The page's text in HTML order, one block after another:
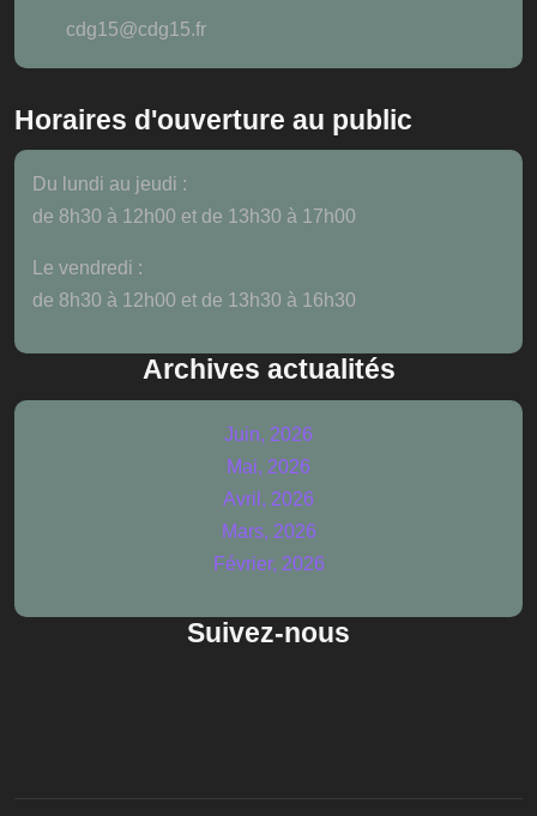
cdg15@cdg15.fr
Horaires d'ouverture au public
Du lundi au jeudi :
de 8h30 à 12h00 et de 13h30 à 17h00
Le vendredi :
de 8h30 à 12h00 et de 13h30 à 16h30
Archives actualités
Juin, 2026
Mai, 2026
Avril, 2026
Mars, 2026
Février, 2026
Suivez-nous